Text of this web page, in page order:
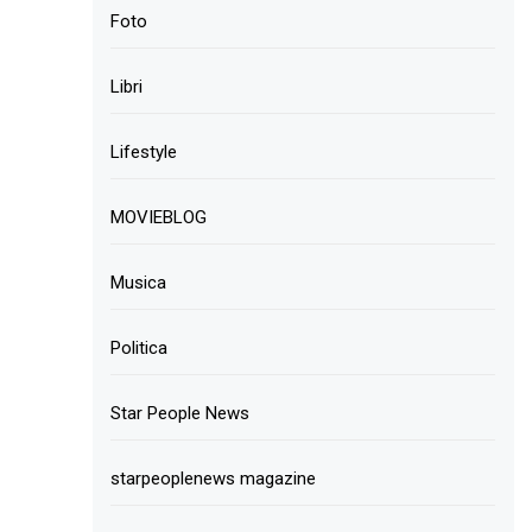
Foto
Libri
Lifestyle
MOVIEBLOG
Musica
Politica
Star People News
starpeoplenews magazine